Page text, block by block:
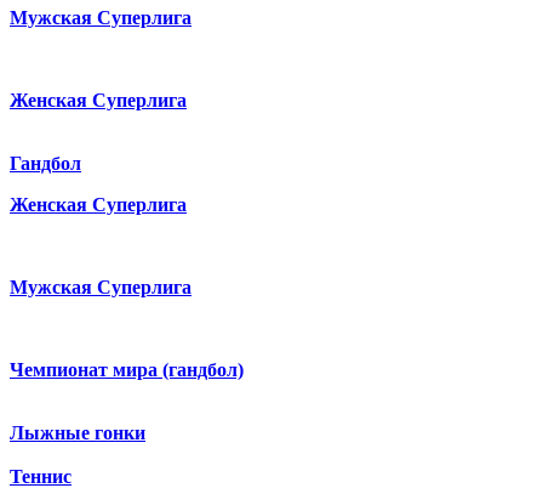
Мужская Суперлига
Женская Суперлига
Гандбол
Женская Суперлига
Мужская Суперлига
Чемпионат мира (гандбол)
Лыжные гонки
Теннис